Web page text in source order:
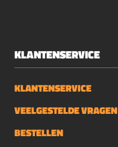
KLANTENSERVICE
KLANTENSERVICE
VEELGESTELDE VRAGEN
BESTELLEN